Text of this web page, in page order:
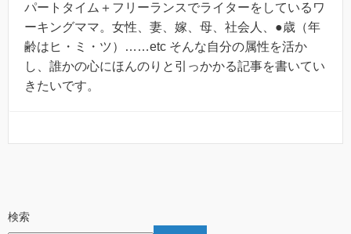
パートタイム＋フリーランスでライターをしているワ
ーキングママ。女性、妻、嫁、母、社会人、●歳（年
齢はヒ・ミ・ツ）……etc そんな自分の属性を活か
し、誰かの心にほんのりと引っかかる記事を書いてい
きたいです。
検索